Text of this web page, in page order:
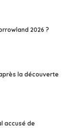
2026 ?
la découverte
accusé de